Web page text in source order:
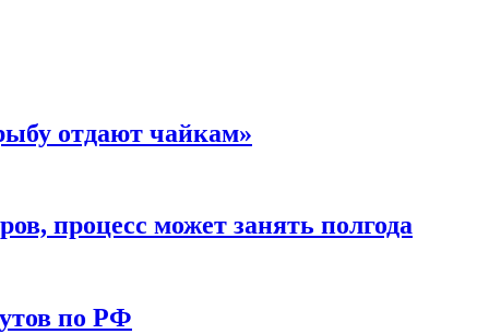
отдают чайкам»
процесс может занять полгода
по РФ